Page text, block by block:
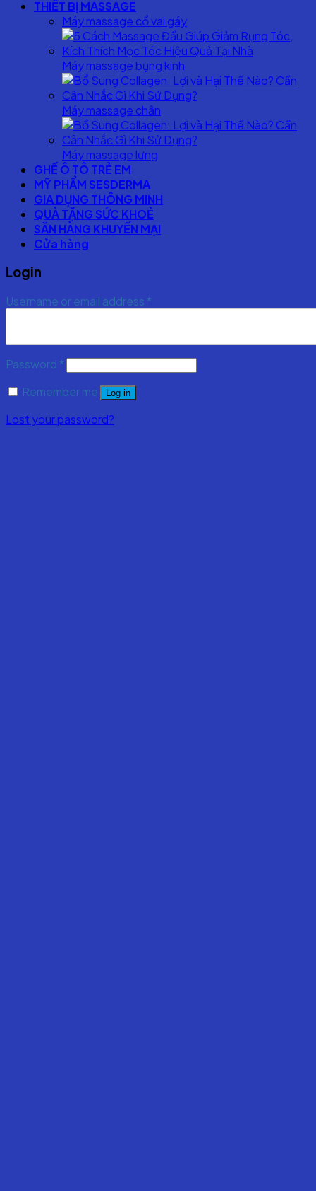
THIẾT BỊ MASSAGE
Máy massage cổ vai gáy
Máy massage bụng kinh
Máy massage chân
Máy massage lưng
GHẾ Ô TÔ TRẺ EM
MỸ PHẨM SESDERMA
GIA DỤNG THÔNG MINH
QUÀ TẶNG SỨC KHOẺ
SĂN HÀNG KHUYẾN MẠI
Cửa hàng
Login
Username or email address *
Password *
Remember me
Log in
Lost your password?